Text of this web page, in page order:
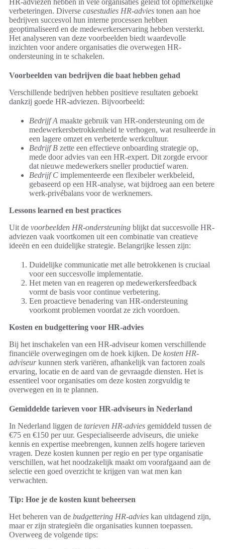
HR-adviezen hebben in vele organisaties geleid tot opmerkelijke
verbeteringen. Diverse casestudies HR-advies tonen aan hoe
bedrijven succesvol hun interne processen hebben
geoptimaliseerd en de medewerkerservaring hebben versterkt.
Het analyseren van deze voorbeelden biedt waardevolle
inzichten voor andere organisaties die overwegen HR-
ondersteuning in te schakelen.
Voorbeelden van bedrijven die baat hebben gehad
Verschillende bedrijven hebben positieve resultaten geboekt
dankzij goede HR-adviezen. Bijvoorbeeld:
Bedrijf A maakte gebruik van HR-ondersteuning om de
medewerkersbetrokkenheid te verhogen, wat resulteerde in
een lagere omzet en verbeterde werkcultuur.
Bedrijf B zette een effectieve onboarding strategie op,
mede door advies van een HR-expert. Dit zorgde ervoor
dat nieuwe medewerkers sneller productief waren.
Bedrijf C implementeerde een flexibeler werkbeleid,
gebaseerd op een HR-analyse, wat bijdroeg aan een betere
werk-privébalans voor de werknemers.
Lessons learned en best practices
Uit de voorbeelden HR-ondersteuning blijkt dat succesvolle HR-
adviezen vaak voortkomen uit een combinatie van creatieve
ideeën en een duidelijke strategie. Belangrijke lessen zijn:
Duidelijke communicatie met alle betrokkenen is cruciaal
voor een succesvolle implementatie.
Het meten van en reageren op medewerkersfeedback
vormt de basis voor continue verbetering.
Een proactieve benadering van HR-ondersteuning
voorkomt problemen voordat ze zich voordoen.
Kosten en budgettering voor HR-advies
Bij het inschakelen van een HR-adviseur komen verschillende
financiële overwegingen om de hoek kijken. De kosten HR-
adviseurkunnen sterk variëren, afhankelijk van factoren zoals
ervaring, locatie en de aard van de gevraagde diensten. Het is
essentieel voor organisaties om deze kosten zorgvuldig te
overwegen en in te plannen.
Gemiddelde tarieven voor HR-adviseurs in Nederland
In Nederland liggen de tarieven HR-advies gemiddeld tussen de
€75 en €150 per uur. Gespecialiseerde adviseurs, die unieke
kennis en expertise meebrengen, kunnen zelfs hogere tarieven
vragen. Deze kosten kunnen per regio en per type organisatie
verschillen, wat het noodzakelijk maakt om voorafgaand aan de
selectie een goed overzicht te krijgen van wat men kan
verwachten.
Tip: Hoe je de kosten kunt beheersen
Het beheren van de budgettering HR-advies kan uitdagend zijn,
maar er zijn strategieën die organisaties kunnen toepassen.
Overweeg de volgende tips: